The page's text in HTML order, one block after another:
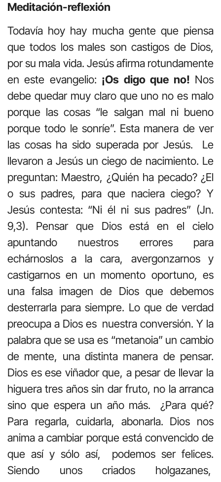
Meditación-reflexión
Todavía hoy hay mucha gente que piensa
que todos los males son castigos de Dios,
por su mala vida. Jesús afirma rotundamente
en este evangelio: ¡Os digo que no! Nos
debe quedar muy claro que uno no es malo
porque las cosas “le salgan mal ni bueno
porque todo le sonríe”. Esta manera de ver
las cosas ha sido superada por Jesús. Le
llevaron a Jesús un ciego de nacimiento. Le
preguntan: Maestro, ¿Quién ha pecado? ¿El
o sus padres, para que naciera ciego? Y
Jesús contesta: “Ni él ni sus padres” (Jn.
9,3). Pensar que Dios está en el cielo
apuntando nuestros errores para
echárnoslos a la cara, avergonzarnos y
castigarnos en un momento oportuno, es
una falsa imagen de Dios que debemos
desterrarla para siempre. Lo que de verdad
preocupa a Dios es nuestra conversión. Y la
palabra que se usa es “metanoia” un cambio
de mente, una distinta manera de pensar.
Dios es ese viñador que, a pesar de llevar la
higuera tres años sin dar fruto, no la arranca
sino que espera un año más. ¿Para qué?
Para regarla, cuidarla, abonarla. Dios nos
anima a cambiar porque está convencido de
que así y sólo así, podemos ser felices.
Siendo unos criados holgazanes,